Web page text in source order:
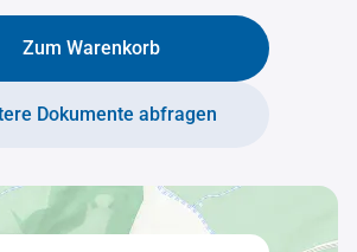
Zum Warenkorb
Dokumente abfragen